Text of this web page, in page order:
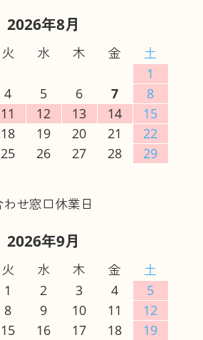
2026年8月
火 水 木 金
土
1
4 5 6 7
8
11 12 13 14
15
18 19 20 21
22
25 26 27 28
29
2026年9月
火 水 木 金
土
1
2 3 4
5
8 9 10 11
12
15 16 17 18
19